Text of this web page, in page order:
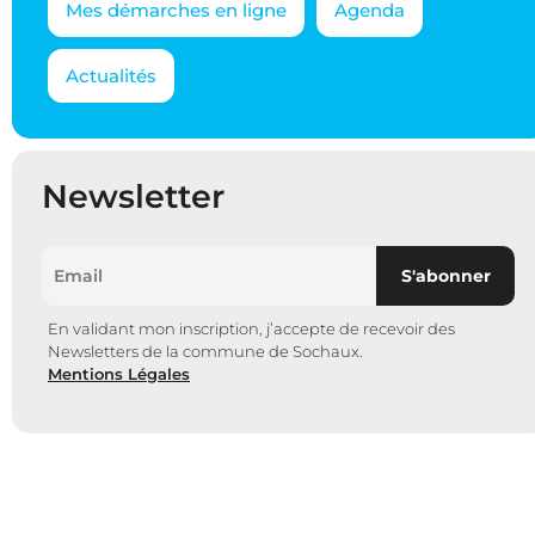
Mes démarches en ligne Agenda
Actualités
Newsletter
En validant mon inscription, j’accepte de recevoir des
Newsletters de la commune de Sochaux.
Mentions Légales